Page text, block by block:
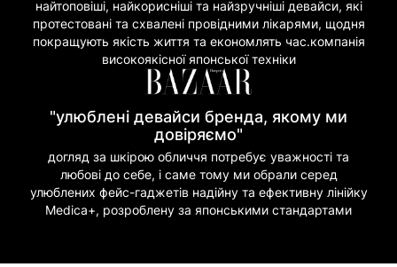
найтоповіші, найкорисніші та найзручніші девайси, які
протестовані та схвалені провідними лікарями, щодня
покращують якість життя та економлять час.компанія
високоякісної японської техніки
"улюблені девайси бренда, якому ми
довіряємо"
догляд за шкірою обличчя потребує уважності та
любові до себе, і саме тому ми обрали серед
улюблених фейс-гаджетів надійну та ефективну лінійку
Medica+, розроблену за японськими стандартами